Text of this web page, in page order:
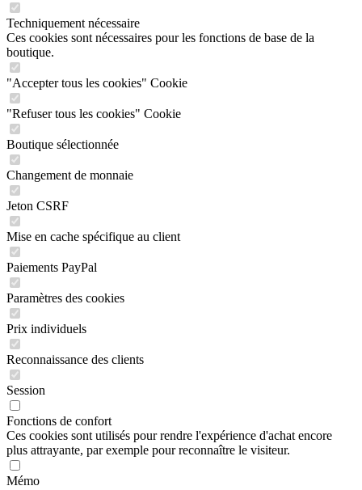
Techniquement nécessaire
Ces cookies sont nécessaires pour les fonctions de base de la
boutique.
"Accepter tous les cookies" Cookie
"Refuser tous les cookies" Cookie
Boutique sélectionnée
Changement de monnaie
Jeton CSRF
Mise en cache spécifique au client
Paiements PayPal
Paramètres des cookies
Prix individuels
Reconnaissance des clients
Session
Fonctions de confort
Ces cookies sont utilisés pour rendre l'expérience d'achat encore
plus attrayante, par exemple pour reconnaître le visiteur.
Mémo